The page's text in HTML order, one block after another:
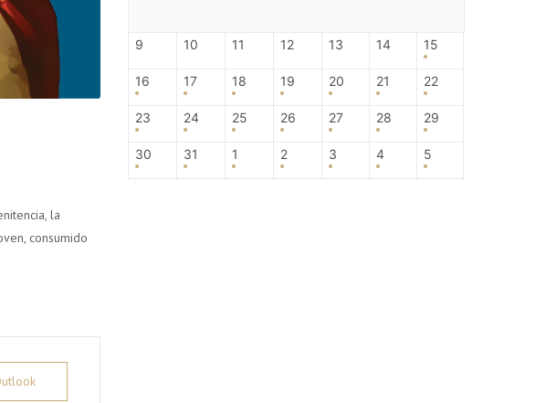
la
consumido
9 10 11 12 13 14 15
16 17 18 19 20 21 22
23 24 25 26 27 28 29
30 31 1 2 3 4 5